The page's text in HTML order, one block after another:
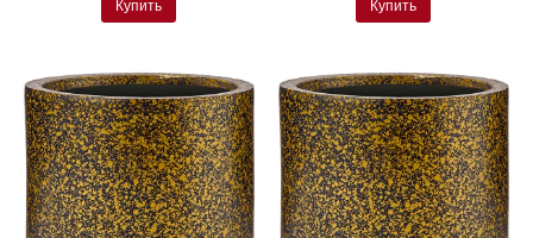
Купить Купить